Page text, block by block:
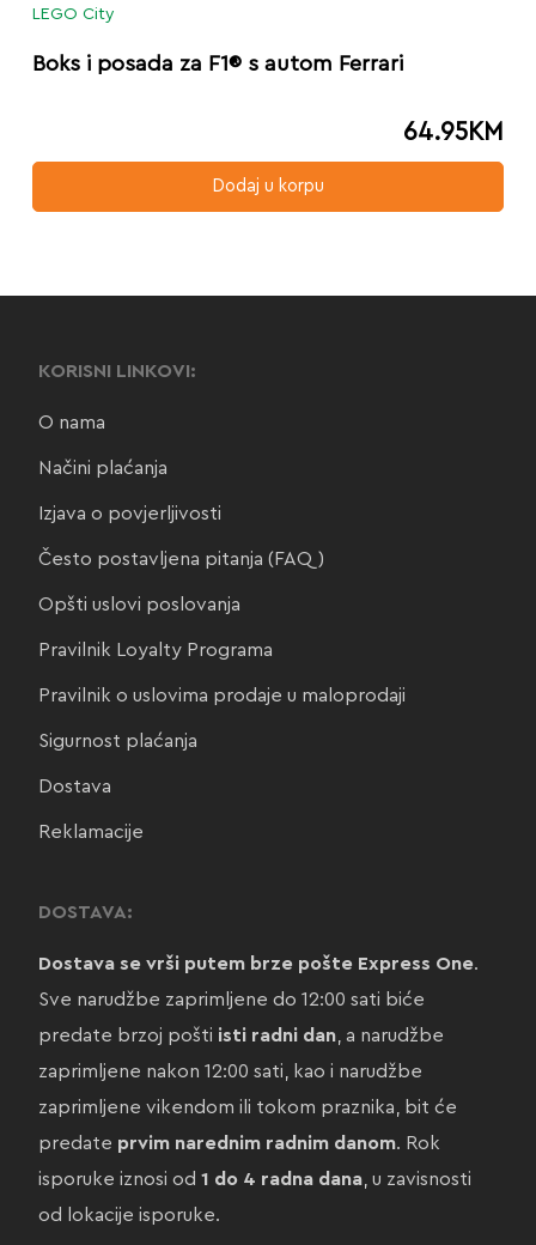
LEGO City
Boks i posada za F1® s autom Ferrari
64.95KM
Dodaj u korpu
KORISNI LINKOVI:
O nama
Načini plaćanja
Izjava o povjerljivosti
Često postavljena pitanja (FAQ)
Opšti uslovi poslovanja
Pravilnik Loyalty Programa
Pravilnik o uslovima prodaje u maloprodaji
Sigurnost plaćanja
Dostava
Reklamacije
DOSTAVA:
Dostava se vrši putem brze pošte Express One.
Sve narudžbe zaprimljene do 12:00 sati biće
predate brzoj pošti isti radni dan, a narudžbe
zaprimljene nakon 12:00 sati, kao i narudžbe
zaprimljene vikendom ili tokom praznika, bit će
predate prvim narednim radnim danom. Rok
isporuke iznosi od 1 do 4 radna dana, u zavisnosti
od lokacije isporuke.